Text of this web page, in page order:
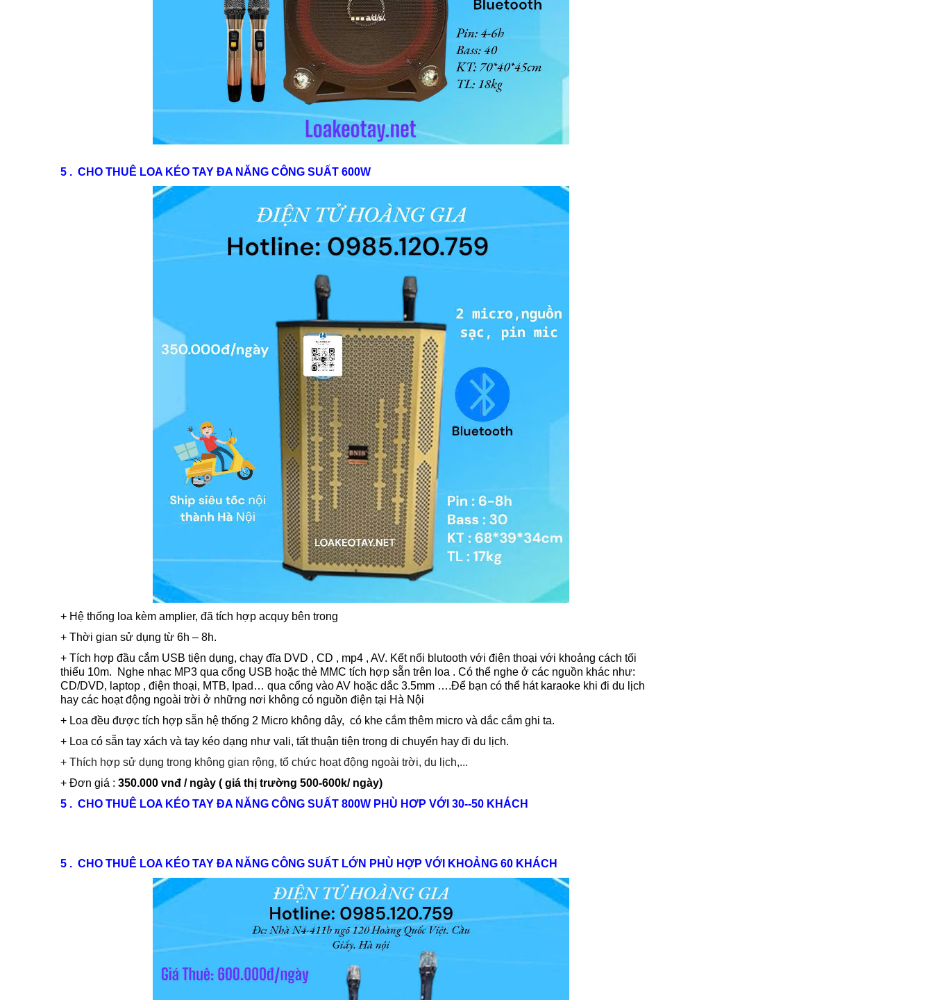
5 . CHO THUÊ LOA KÉO TAY ĐA NĂNG CÔNG SUẤT 600W
+ Hệ thống loa kèm amplier, đã tích hợp acquy bên trong
+ Thời gian sử dụng từ 6h – 8h.
+ Tích hợp đầu cắm USB tiện dụng, chạy đĩa DVD , CD , mp4 , AV. Kết nối blutooth với điện thoại với khoảng cách tối
thiểu 10m. Nghe nhạc MP3 qua cổng USB hoặc thẻ MMC tích hợp sẵn trên loa . Có thể nghe ở các nguồn khác như:
CD/DVD, laptop , điện thoại, MTB, Ipad… qua cổng vào AV hoặc dắc 3.5mm ….Để bạn có thể hát karaoke khi đi du lịch
hay các hoạt động ngoài trời ở những nơi không có nguồn điện tại Hà Nội
+ Loa đều được tích hợp sẵn hệ thống 2 Micro không dây, có khe cắm thêm micro và dắc cắm ghi ta.
+ Loa có sẵn tay xách và tay kéo dạng như vali, tất thuận tiện trong di chuyển hay đi du lịch.
+ Thích hợp sử dụng trong không gian rộng, tổ chức hoạt động ngoài trời, du lịch,...
+ Đơn giá : 350.000 vnđ / ngày ( giá thị trường 500-600k/ ngày)
5 . CHO THUÊ LOA KÉO TAY ĐA NĂNG CÔNG SUẤT 800W PHÙ HƠP VỚI 30--50 KHÁCH
5 . CHO THUÊ LOA KÉO TAY ĐA NĂNG CÔNG SUẤT LỚN PHÙ HỢP VỚI KHOẢNG 60 KHÁCH